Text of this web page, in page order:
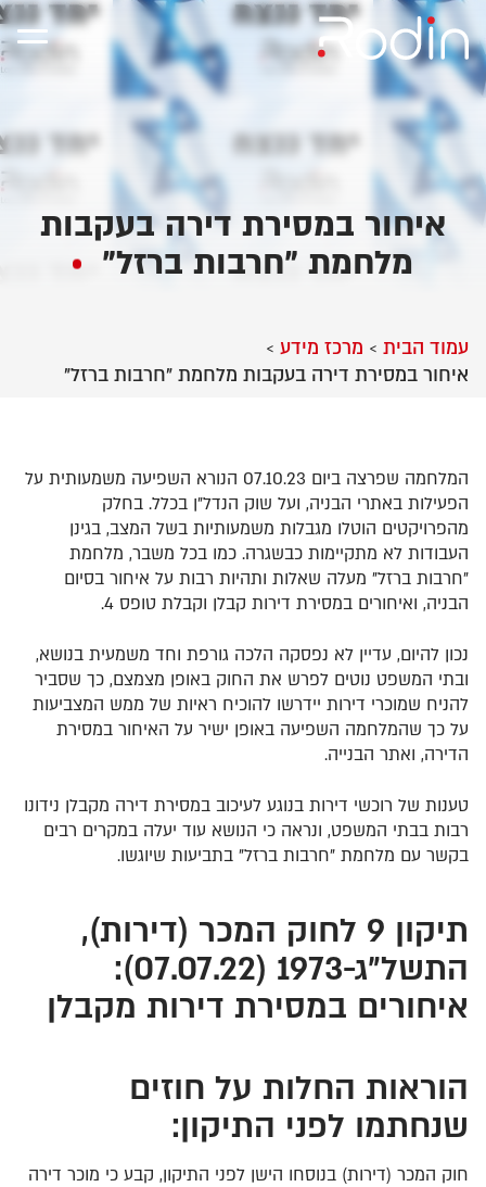
איחור במסירת דירה בעקבות
מלחמת "חרבות ברזל"
עמוד הבית > מרכז מידע >
איחור במסירת דירה בעקבות מלחמת "חרבות ברזל"
המלחמה שפרצה ביום 07.10.23 הנורא השפיעה משמעותית על
הפעילות באתרי הבניה, ועל שוק הנדל"ן בכלל. בחלק
מהפרויקטים הוטלו מגבלות משמעותיות בשל המצב, בגינן
העבודות לא מתקיימות כבשגרה. כמו בכל משבר, מלחמת
"חרבות ברזל" מעלה שאלות ותהיות רבות על איחור בסיום
הבניה, ואיחורים במסירת דירות קבלן וקבלת טופס 4.
נכון להיום, עדיין לא נפסקה הלכה גורפת וחד משמעית בנושא,
ובתי המשפט נוטים לפרש את החוק באופן מצמצם, כך שסביר
להניח שמוכרי דירות יידרשו להוכיח ראיות של ממש המצביעות
על כך שהמלחמה השפיעה באופן ישיר על האיחור במסירת
הדירה, ואתר הבנייה.
טענות של רוכשי דירות בנוגע לעיכוב במסירת דירה מקבלן נידונו
רבות בבתי המשפט, ונראה כי הנושא עוד יעלה במקרים רבים
בקשר עם מלחמת "חרבות ברזל" בתביעות שיוגשו.
תיקון 9 לחוק המכר (דירות),
התשל"ג-1973 (07.07.22):
איחורים במסירת דירות מקבלן
הוראות החלות על חוזים
שנחתמו לפני התיקון:
חוק המכר (דירות) בנוסחו הישן לפני התיקון, קבע כי מוכר דירה